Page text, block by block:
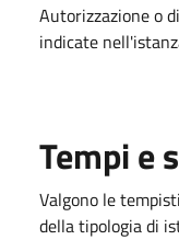
Autorizzazione o
indicate
Tempi e
Valgono le
della tipologia di